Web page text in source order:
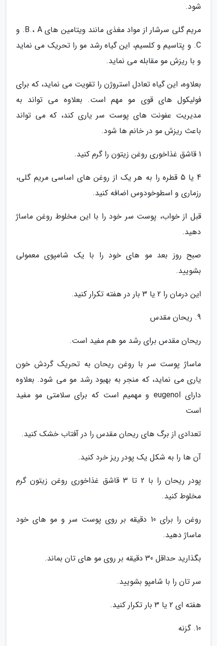
شود.
مریم گلی سرشار از مواد مغذی مانند ویتامین های B.، A. و
C. و پتاسیم و کلسیم، این گیاه رشد مو را تحریک می نماید
و با ریزش مو مقابله می نماید.
بعلاوه، این گیاه تعادل استروژن را تقویت می نماید، که برای
فولیکول های قوی مو مهم است. بعلاوه می تواند به
مدیریت عفونت های پوست سر یاری کند، که می تواند
باعث ریزش مو در خانم ها شود.
1 قاشق غذاخوری روغن زیتون را گرم کنید.
4 یا 5 قطره را به هر یک از روغن های اساسی مریم گلی،
رزماری و اسطوخودوس اضافه کنید.
قبل از خواب، پوست سر خود را با این مخلوط روغن ماساژ
دهید.
صبح روز بعد مو های خود را با یک شامپوی معمولی
بشویید.
این درمان را 2 یا 3 بار در هفته تکرار کنید.
9. ریحان مقدس
ریحان مقدس برای رشد مو هم مفید است.
ماساژ پوست سر با روغن ریحان به تحریک گردش خون
یاری می نماید، که منجر به بهبود رشد مو می شود. بعلاوه
دارای eugenol و مهمیم است که برای سلامتی مو مفید
است
تعدادی از برگ های ریحان مقدس را در آفتاب خشک کنید.
آن ها را به شکل یک پودر ریز خرد کنید.
پودر ریحان را با 2 تا 3 قاشق غذاخوری روغن زیتون گرم
مخلوط کنید.
روغن را برای 10 دقیقه بر روی پوست سر و مو های خود
ماساژ دهید.
بگذارید حداقل 30 دقیقه بر روی مو های تان بماند.
سر تان را با شامپو بشویید.
هفته ای 2 یا 3 بار تکرار کنید.
10. گزنه